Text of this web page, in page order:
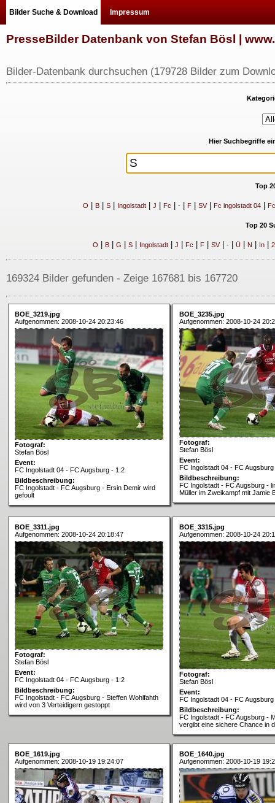
Bilder Suche & Download Impressum
PresseBilder Datenbank von Stefan Bösl |
Bilder-Datenbank durchsuchen (179728 Bilder zum
Hier Suchbegriffe
Top
O B| S| Ingolstadt| J Fc -| F| SV| Fc ingolstadt 04|
Top 20
O B| G S| Ingolstadt| J Fc F| SV| -| Ü| N In| 2
169324 Bilder gefunden - Zeige 167681 bis 167720
BOE_3219.jpg
Aufgenommen: 2008-10-24 20:23:46
Fotograf:
Stefan Bösl
Event:
FC Ingolstadt 04 - FC Augsburg - 1:2
Bildbeschreibung:
FC Ingolstadt - FC Augsburg - Ersin Demir wird
gefoult
BOE_3235.jpg
Aufgenommen: 2008-10-24
Fotograf:
Stefan Bösl
Event:
FC Ingolstadt 04 - FC
Bildbeschreibung:
FC Ingolstadt - FC Augsburg -
Müller im Zweikampf mit Jamie
BOE_3311.jpg
Aufgenommen: 2008-10-24 20:18:47
Fotograf:
Stefan Bösl
Event:
FC Ingolstadt 04 - FC Augsburg - 1:2
Bildbeschreibung:
FC Ingolstadt - FC Augsburg - Steffen Wohlfahth
wird von 3 Verteidigern gestoppt
BOE_3315.jpg
Aufgenommen: 2008-10-24
Fotograf:
Stefan Bösl
Event:
FC Ingolstadt 04 - FC
Bildbeschreibung:
FC Ingolstadt - FC Augsburg -
vergibt eine sichere Chance in
BOE_1619.jpg
Aufgenommen: 2008-10-19 19:24:07
BOE_1640.jpg
Aufgenommen: 2008-10-19